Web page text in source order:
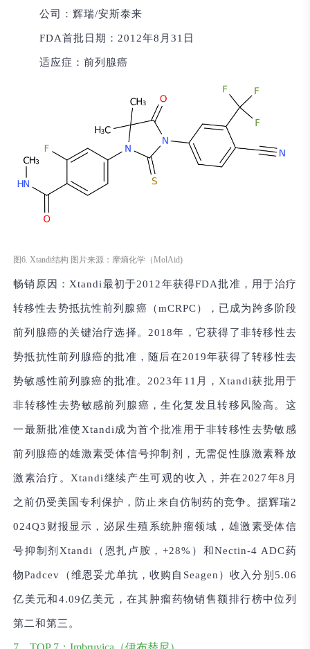
公司：辉瑞/安斯泰来
FDA首批日期：2012年8月31日
适应症：前列腺癌
图6. Xtandi结构 图片来源：摩熵化学（MolAid)
畅销原因： Xtandi最初于2012年获得FDA批准，用于治疗
转移性去势抵抗性前列腺癌（mCRPC），已成为跨多阶段
前列腺癌的关键治疗选择。2018年，它获得了非转移性去
势抵抗性前列腺癌的批准，随后在2019年获得了转移性去
势敏感性前列腺癌的批准。2023年11月，Xtandi获批用于
非转移性去势敏感前列腺癌，生化复发且转移风险高。这
一最新批准使Xtandi成为首个批准用于非转移性去势敏感
前列腺癌的雄激素受体信号抑制剂，无需促性腺激素释放
激素治疗。Xtandi继续产生可观的收入，并在2027年8月
之前仍受美国专利保护，防止来自仿制药的竞争。据辉瑞2
024Q3财报显示，泌尿生殖系统肿瘤领域，雄激素受体信
号抑制剂Xtandi（恩扎卢胺，+28%）和Nectin-4 ADC药
物Padcev（维恩妥尤单抗，收购自Seagen）收入分别5.06
亿美元和4.09亿美元，在其肿瘤药物销售额排行榜中位列
第二和第三。